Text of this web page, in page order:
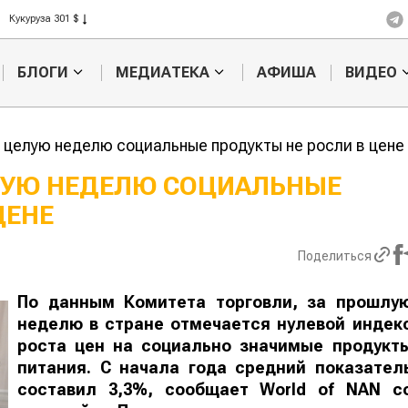
Рис 408 $
Пшеница 423 $
БЛОГИ МЕДИАТЕКА АФИША ВИДЕО
неделю социальные продукты не росли в цене
НЕДЕЛЮ СОЦИАЛЬНЫЕ
Поделиться
По данным Комитета торговли, за
неделю в стране отмечается нулевой
роста цен на социально значимые
питания. С начала года средний
составил 3,3%, сообщаетWorld of NAN